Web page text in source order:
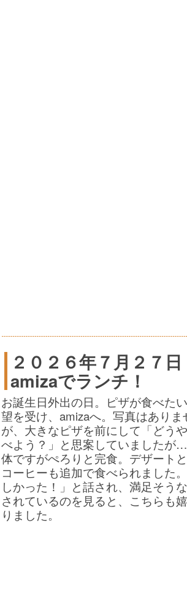
２０２６年７月２７日
amizaでランチ！
お誕生日外出の日。ピザが食べた
望を受け、amizaへ。写真はありま
が、大きなピザを前にして「どう
べよう？」と思案していましたが
体ですがぺろりと完食。デザート
コーヒーも追加で食べられました
しかった！」と話され、満足そう
されているのを見ると、こちらも
りました。